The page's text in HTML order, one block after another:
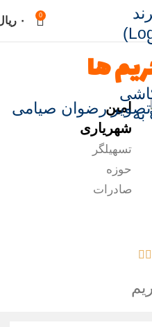
0 ۰
ها
امین
شهریاری
تسهیلگر
حوزه
صادرات